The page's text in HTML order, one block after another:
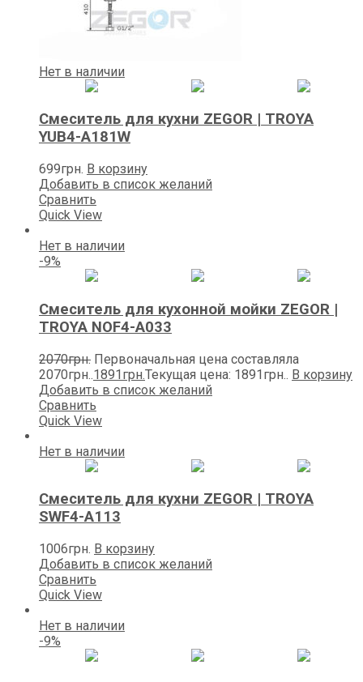
Нет в наличии
Смеситель для кухни ZEGOR | TROYA
YUB4-А181W
699грн. В корзину
Добавить в список желаний
Сравнить
Quick View
Нет в наличии
-9%
Смеситель для кухонной мойки ZEGOR |
TROYA NOF4-A033
2070грн. Первоначальная цена составляла
2070грн..1891грн.Текущая цена: 1891грн.. В корзину
Добавить в список желаний
Сравнить
Quick View
Нет в наличии
Смеситель для кухни ZEGOR | TROYA
SWF4-A113
1006грн. В корзину
Добавить в список желаний
Сравнить
Quick View
Нет в наличии
-9%